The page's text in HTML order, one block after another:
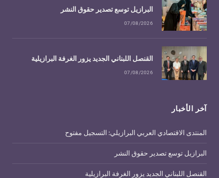
آخر الأخبار
المنتدى الاقتصادي العربي البرازيلي: التسجيل مفتوح
البرازيل توسع تصدير حقوق النشر
القنصل اللبناني الجديد يزور الغرفة البرازيلية
البرازيل توسع تصدير حقوق النشر
07/08/2026
القنصل اللبناني الجديد يزور الغرفة البرازيلية
07/08/2026